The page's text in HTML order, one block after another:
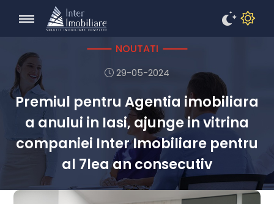
NOUTATI
29-05-2024
Premiul pentru Agentia imobiliara
a anului in Iasi, ajunge in vitrina
companiei Inter Imobiliare pentru
al 7lea an consecutiv